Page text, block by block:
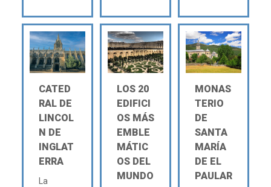
CATED
RAL DE
LINCOL
N DE
INGLAT
ERRA
La
LOS 20
EDIFICI
OS MÁS
EMBLE
MÁTIC
OS DEL
MUNDO
MONAS
TERIO
DE
SANTA
MARÍA
DE EL
PAULAR